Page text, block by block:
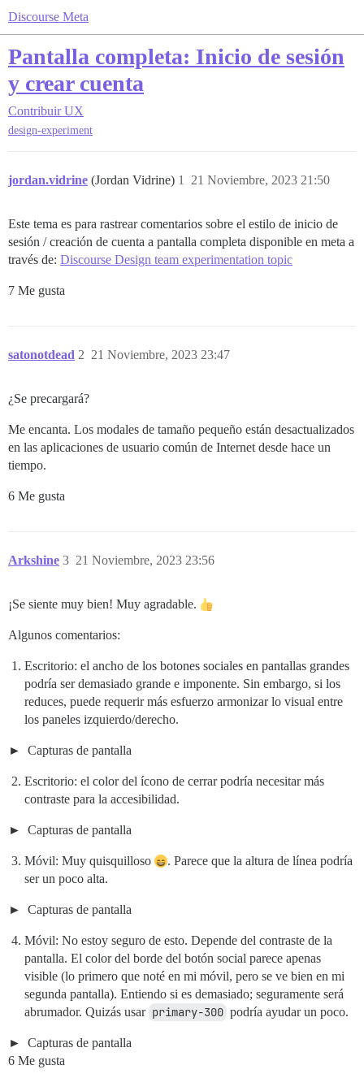
Discourse Meta
Pantalla completa: Inicio de sesión
y crear cuenta
Contribuir UX
design-experiment
jordan.vidrine (Jordan Vidrine) 21 Noviembre, 2023 21:50
1
Este tema es para rastrear comentarios sobre el estilo de inicio de
sesión / creación de cuenta a pantalla completa disponible en meta a
través de: Discourse Design team experimentation topic
7 Me gusta
satonotdead 21 Noviembre, 2023 23:47
2
¿Se precargará?
Me encanta. Los modales de tamaño pequeño están desactualizados
en las aplicaciones de usuario común de Internet desde hace un
tiempo.
6 Me gusta
Arkshine 21 Noviembre, 2023 23:56
3
¡Se siente muy bien! Muy agradable.
Algunos comentarios:
Escritorio: el ancho de los botones sociales en pantallas grandes
podría ser demasiado grande e imponente. Sin embargo, si los
reduces, puede requerir más esfuerzo armonizar lo visual entre
los paneles izquierdo/derecho.
Capturas de pantalla
Escritorio: el color del ícono de cerrar podría necesitar más
contraste para la accesibilidad.
Capturas de pantalla
Móvil: Muy quisquilloso
. Parece que la altura de línea podría
ser un poco alta.
Capturas de pantalla
Móvil: No estoy seguro de esto. Depende del contraste de la
pantalla. El color del borde del botón social parece apenas
visible (lo primero que noté en mi móvil, pero se ve bien en mi
segunda pantalla). Entiendo si es demasiado; seguramente será
abrumador. Quizás usar primary-300 podría ayudar un poco.
Capturas de pantalla
6 Me gusta